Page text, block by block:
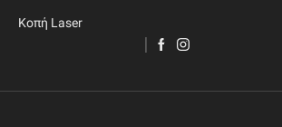
Κοπή Laser